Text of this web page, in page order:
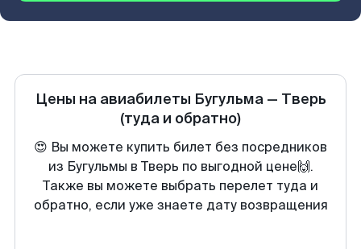
Цены на авиабилеты Бугульма— Тверь
(туда и обратно)
😍 Вы можете купить билет без посредников
из Бугульмы в Тверь по выгодной цене🙌.
Также вы можете выбрать перелет туда и
обратно, если уже знаете дату возвращения